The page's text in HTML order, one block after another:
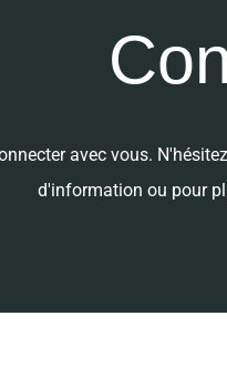
avec vous.
d'information ou pour